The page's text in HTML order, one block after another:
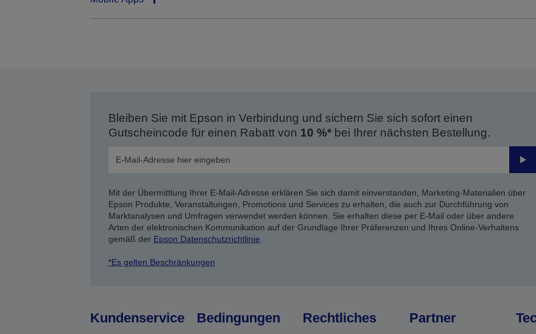
Bleiben Sie mit Epson in Verbindung und sichern Sie sich sofort einen
Gutscheincode für einen Rabatt von 10 %*bei Ihrer nächsten Bestellung.
Mit der Übermittlung Ihrer E-Mail-Adresse erklären Sie sich damit einverstanden, Marketing-Materialien über
Epson Produkte, Veranstaltungen, Promotions und Services zu erhalten, die auch zur Durchführung von
Marktanalysen und Umfragen verwendet werden können. Sie erhalten diese per E-Mail oder über andere
Arten der elektronischen Kommunikation auf der Grundlage Ihrer Präferenzen und Ihres Online-Verhaltens
gemäß der Epson Datenschutzrichtlinie.
*Es gelten Beschränkungen
Kundenservice Bedingungen Rechtliches Partner